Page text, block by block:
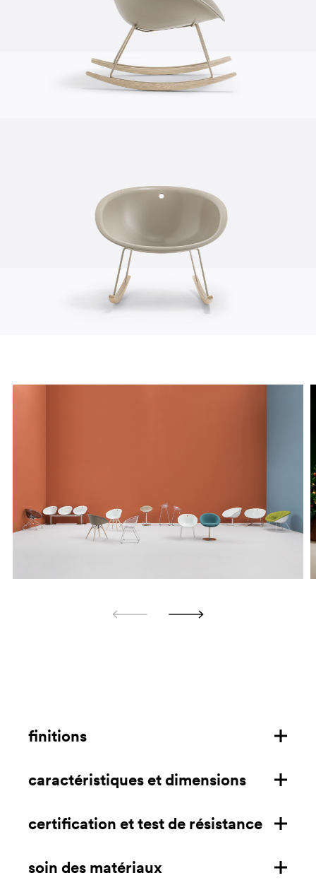
finitions
structure en acier
caractéristiques et dimensions
caractéristiques
certification et test de résistance
certifications
soin des matériaux